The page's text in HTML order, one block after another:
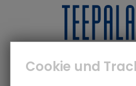
Cookie und